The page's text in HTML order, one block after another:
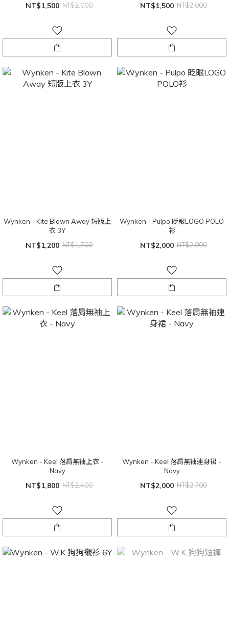
NT$1,500 NT$2,000 NT$1,500 NT$2,000
Wynken - Kite Blown Away 短版上
衣 3Y
NT$1,200 NT$1,700
Wynken - Pulpo 眨眼LOGO POLO
衫
NT$2,000 NT$2,900
Wynken - Keel 落肩無袖上衣 -
Navy
NT$1,800 NT$2,400
Wynken - Keel 落肩無袖連身裙 -
Navy
NT$2,000 NT$2,700